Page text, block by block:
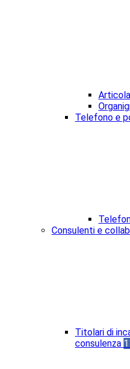
Telefono e
Consulenti e
Titolari di
consulenza